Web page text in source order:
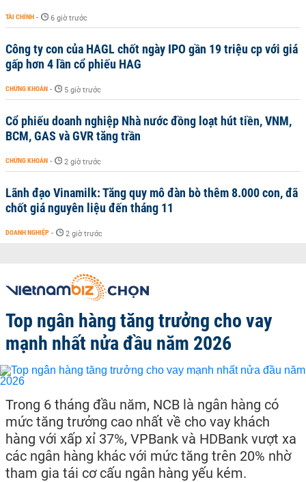
TÀI CHÍNH - 6 giờ trước
Công ty con của HAGL chốt ngày IPO gần 19 triệu cp với giá
gấp hơn 4 lần cổ phiếu HAG
CHỨNG KHOÁN - 5 giờ trước
Cổ phiếu doanh nghiệp Nhà nước đồng loạt hút tiền, VNM,
BCM, GAS và GVR tăng trần
CHỨNG KHOÁN - 2 giờ trước
Lãnh đạo Vinamilk: Tăng quy mô đàn bò thêm 8.000 con, đã
chốt giá nguyên liệu đến tháng 11
DOANH NGHIỆP - 2 giờ trước
Top ngân hàng tăng trưởng cho vay
mạnh nhất nửa đầu năm 2026
Trong 6 tháng đầu năm, NCB là ngân hàng có
mức tăng trưởng cao nhất về cho vay khách
hàng với xấp xỉ 37%, VPBank và HDBank vượt xa
các ngân hàng khác với mức tăng trên 20% nhờ
tham gia tái cơ cấu ngân hàng yếu kém.